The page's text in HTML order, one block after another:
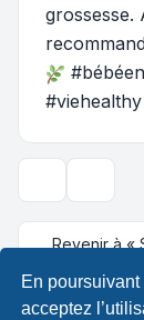
En
acceptez
grossesse.
#viehealthy
Revenir à «